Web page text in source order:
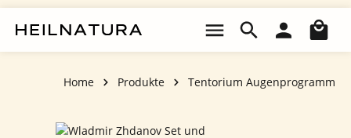
Home Produkte Tentorium Augenprogramm
Bildergalerie überspringen